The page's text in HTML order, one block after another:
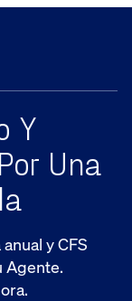
Y
Una
y CFS
Agente.